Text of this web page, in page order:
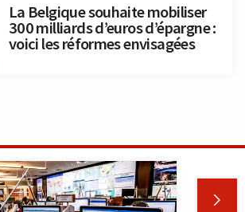
La Belgique souhaite mobiliser
300 milliards d’euros d’épargne :
voici les réformes envisagées
